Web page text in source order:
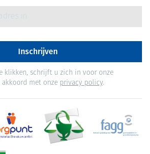
Inschrijven
klikken, schrijft u zich in voor onze
met onze privacy policy.